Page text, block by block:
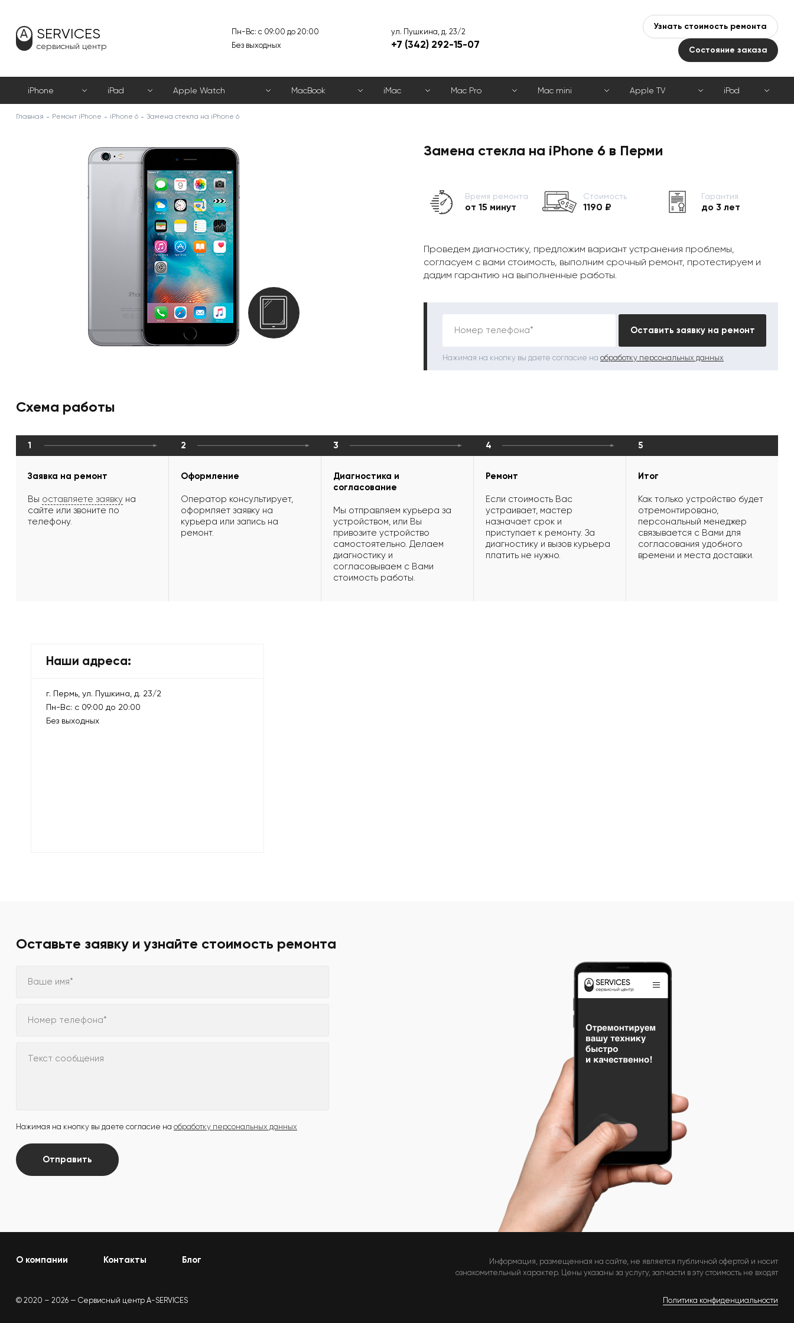
SERVICES
сервисный центр
Пн-Вс: с 09:00 до 20:00
Без выходных
ул. Пушкина, д. 23/2
+7 (342) 292-15-07
Узнать стоимость ремонта
Состояние заказа
iPhone iPad Apple Watch MacBook iMac Mac Pro Mac mini Apple TV iPod
Главная Ремонт iPhone iPhone 6 Замена стекла на iPhone 6
Замена стекла на iPhone 6 в Перми
Время ремонта
от 15 минут
Стоимость
1190 ₽
Гарантия
до 3 лет
Проведем диагностику, предложим вариант устранения проблемы,
согласуем с вами стоимость, выполним срочный ремонт, протестируем и
дадим гарантию на выполненные работы.
Номер телефона* Оставить заявку на ремонт
Нажимая на кнопку вы даете согласие на обработку персональных данных
Схема работы
1
Заявка на ремонт
Вы оставляете заявку на
сайте или звоните по
телефону.
2
Оформление
Оператор консультирует,
оформляет заявку на
курьера или запись на
ремонт.
3
Диагностика и
согласование
Мы отправляем курьера за
устройством, или Вы
привозите устройство
самостоятельно. Делаем
диагностику и
согласовываем с Вами
стоимость работы.
4
Ремонт
Если стоимость Вас
устраивает, мастер
назначает срок и
приступает к ремонту. За
диагностику и вызов курьера
платить не нужно.
5
Итог
Как только устройство будет
отремонтировано,
персональный менеджер
связывается с Вами для
согласования удобного
времени и места доставки.
Наши адреса:
г. Пермь, ул. Пушкина, д. 23/2
Пн-Вс: с 09:00 до 20:00
Без выходных
Оставьте заявку и узнайте стоимость ремонта
Ваше имя*
Номер телефона*
Текст сообщения
Нажимая на кнопку вы даете согласие на обработку персональных данных
Отправить
О компании Контакты Блог
Информация, размещенная на сайте, не является публичной офертой и носит
ознакомительный характер. Цены указаны за услугу, запчасти в эту стоимость не входят
© 2020 – 2026 — Сервисный центр A-SERVICES Политика конфиденциальности